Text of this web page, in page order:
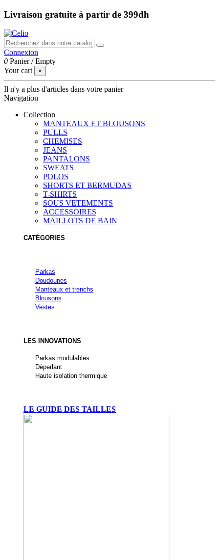
Livraison gratuite à partir de 399dh
Connexion
0 Panier /Empty
Your cart
×
Il n'y a plus d'articles dans votre panier
Navigation
Collection
MANTEAUX ET BLOUSONS
PULLS
CHEMISES
JEANS
PANTALONS
SWEATS
POLOS
SHORTS ET BERMUDAS
T-SHIRTS
SOUS VETEMENTS
ACCESSOIRES
MAILLOTS DE BAIN
CATÉGORIES
Parkas
Doudounes
Manteaux et trenchs
Blousons
Vestes
LES INNOVATIONS
Parkas modulables
Déperlant
Haute isolation thermique
LE GUIDE DES TAILLES